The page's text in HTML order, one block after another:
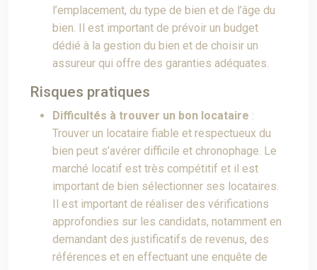
l’emplacement, du type de bien et de l’âge du
bien. Il est important de prévoir un budget
dédié à la gestion du bien et de choisir un
assureur qui offre des garanties adéquates.
Risques pratiques
Difficultés à trouver un bon locataire :
Trouver un locataire fiable et respectueux du
bien peut s’avérer difficile et chronophage. Le
marché locatif est très compétitif et il est
important de bien sélectionner ses locataires.
Il est important de réaliser des vérifications
approfondies sur les candidats, notamment en
demandant des justificatifs de revenus, des
références et en effectuant une enquête de